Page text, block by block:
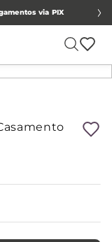
via PIX